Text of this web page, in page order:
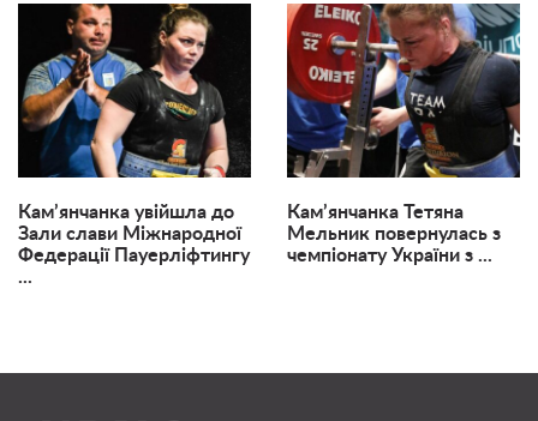
Кам’янчанка увійшла до
Зали слави Міжнародної
Федерації Пауерліфтингу
...
Кам’янчанка Тетяна
Мельник повернулась з
чемпіонату України з ...